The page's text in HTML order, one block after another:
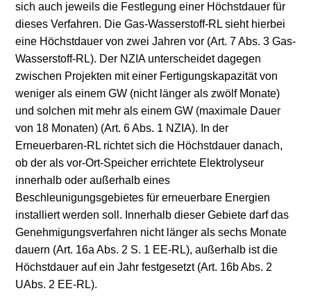
sich auch jeweils die Festlegung einer Höchstdauer für
dieses Verfahren. Die Gas-Wasserstoff-RL sieht hierbei
eine Höchstdauer von zwei Jahren vor (Art. 7 Abs. 3 Gas-
Wasserstoff-RL). Der NZIA unterscheidet dagegen
zwischen Projekten mit einer Fertigungskapazität von
weniger als einem GW (nicht länger als zwölf Monate)
und solchen mit mehr als einem GW (maximale Dauer
von 18 Monaten) (Art. 6 Abs. 1 NZIA). In der
Erneuerbaren-RL richtet sich die Höchstdauer danach,
ob der als vor-Ort-Speicher errichtete Elektrolyseur
innerhalb oder außerhalb eines
Beschleunigungsgebietes für erneuerbare Energien
installiert werden soll. Innerhalb dieser Gebiete darf das
Genehmigungsverfahren nicht länger als sechs Monate
dauern (Art. 16a Abs. 2 S. 1 EE-RL), außerhalb ist die
Höchstdauer auf ein Jahr festgesetzt (Art. 16b Abs. 2
UAbs. 2 EE-RL).